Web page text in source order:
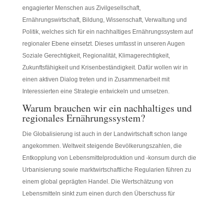
engagierter Menschen aus Zivilgesellschaft,
Ernährungswirtschaft, Bildung, Wissenschaft, Verwaltung und
Politik, welches sich für ein nachhaltiges Ernährungssystem auf
regionaler Ebene einsetzt. Dieses umfasst in unseren Augen
Soziale Gerechtigkeit, Regionalität, Klimagerechtigkeit,
Zukunftsfähigkeit und Krisenbeständigkeit. Dafür wollen wir in
einen aktiven Dialog treten und in Zusammenarbeit mit
Interessierten eine Strategie entwickeln und umsetzen.
Warum brauchen wir ein nachhaltiges und
regionales Ernährungssystem?
Die Globalisierung ist auch in der Landwirtschaft schon lange
angekommen. Weltweit steigende Bevölkerungszahlen, die
Entkopplung von Lebensmittelproduktion und -konsum durch die
Urbanisierung sowie marktwirtschaftliche Regularien führen zu
einem global geprägten Handel. Die Wertschätzung von
Lebensmitteln sinkt zum einen durch den Überschuss für